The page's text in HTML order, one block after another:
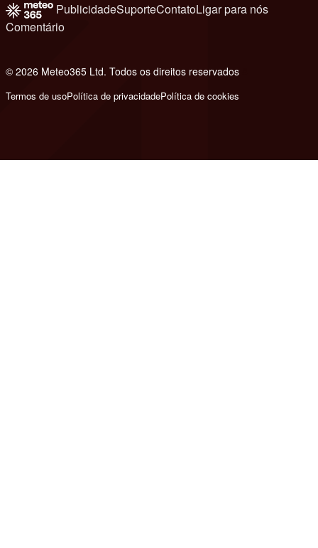
PublicidadeSuporteContatoLigar para nós
Comentário
© 2026 Meteo365 Ltd. Todos os direitos reservados
Termos de usoPolítica de privacidadePolítica de cookies